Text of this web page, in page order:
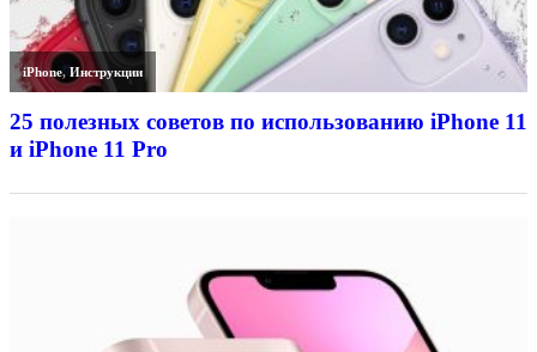
iPhone,Инструкции
25 полезных советов по использованию iPhone 11
и iPhone 11 Pro